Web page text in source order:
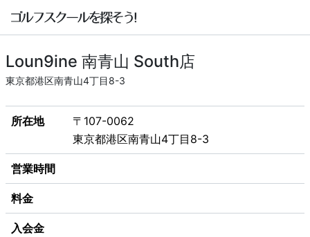
Loun9ine 南青山 South店
東京都港区南青山4丁目8-3
所在地
〒107-0062
東京都港区南青山4丁目8-3
営業時間
料金
入会金